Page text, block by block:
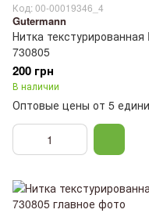
Код: 00-00019346_4
Gutermann
Нитка
730805
200 грн
В наличии
Оптовые цены от 5